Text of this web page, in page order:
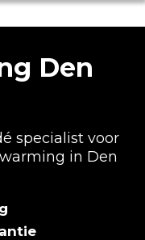
Den
specialist voor
in Den